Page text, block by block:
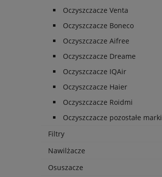
Oczyszczacze Venta
Oczyszczacze Boneco
Oczyszczacze Aifree
Oczyszczacze Dreame
Oczyszczacze IQAir
Oczyszczacze Haier
Oczyszczacze Roidmi
Oczyszczacze pozostałe marki
Filtry
Nawilżacze
Osuszacze